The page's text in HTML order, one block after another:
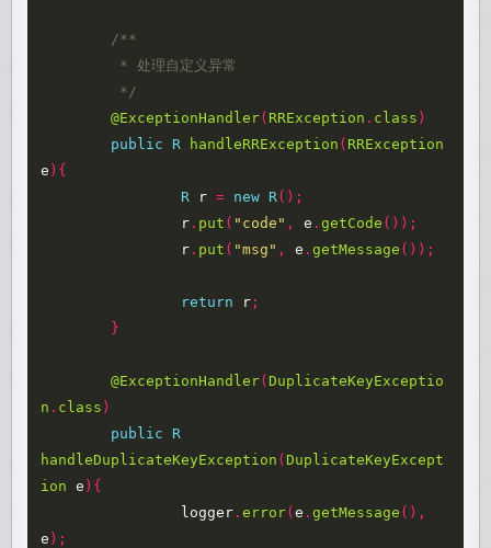
/**
	 */
@ExceptionHandler( RRException . class )
public
R handleRRException ( RRException
e ){
R
r = new R();
r . put ( "code" , e .getCode ());
r . put ( "msg" , e .getMessage ());
return r ;
}
@ExceptionHandler(DuplicateKeyExceptio
n . class )
public
R
handleDuplicateKeyException (DuplicateKeyExcept
ion
e ){
logger .error(e .getMessage (),
e );